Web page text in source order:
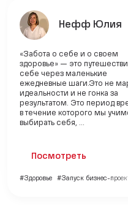
Нефф Юлия
«Забота о себе и о своем
здоровье» — это
себе через маленькие
ежедневные шаги.Это не
идеальности и не гонка за
результатом. Это период
в течение которого мы
выбирать себя, ...
Посмотреть
#Здоровье #Запуск бизнес-